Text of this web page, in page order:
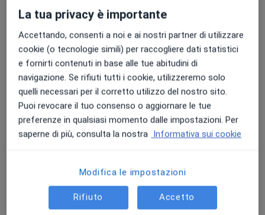
Prenota
Cistoscopia
300 €
Dettaglicistoscopia
Prenota
Prenota
La tua privacy è importante
Accettando, consenti a noi e ai nostri partner di utilizzare
cookie (o tecnologie simili) per raccogliere dati statistici
e fornirti contenuti in base alle tue abitudini di
navigazione. Se rifiuti tutti i cookie, utilizzeremo solo
quelli necessari per il corretto utilizzo del nostro sito.
Puoi revocare il tuo consenso o aggiornare le tue
preferenze in qualsiasi momento dalle impostazioni. Per
saperne di più, consulta la nostra Informativa sui cookie
Modifica le impostazioni
Rifiuto Accetto